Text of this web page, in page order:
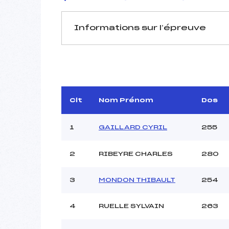
Informations sur l’épreuve
D.T Adjoint :
Dir. Epreuve :
Pénalité appliquée :
Clt Nom Prénom Dos
1 GAILLARD CYRIL 255
2 RIBEYRE CHARLES 280
3 MONDON THIBAULT 254
4 RUELLE SYLVAIN 263